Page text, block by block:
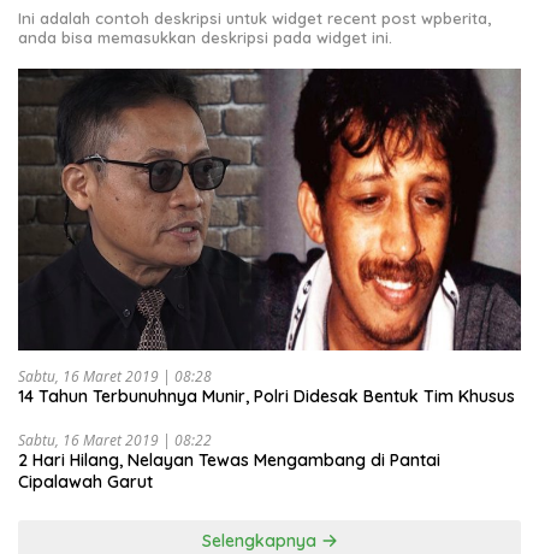
Ini adalah contoh deskripsi untuk widget recent post wpberita,
anda bisa memasukkan deskripsi pada widget ini.
Sabtu, 16 Maret 2019 | 08:28
14 Tahun Terbunuhnya Munir, Polri Didesak Bentuk Tim Khusus
Sabtu, 16 Maret 2019 | 08:22
2 Hari Hilang, Nelayan Tewas Mengambang di Pantai
Cipalawah Garut
Selengkapnya